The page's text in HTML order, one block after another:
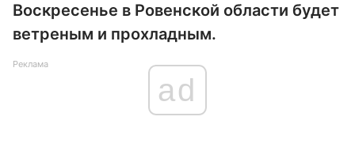
Воскресенье в Ровенской области будет
ветреным и прохладным.
Реклама
ad